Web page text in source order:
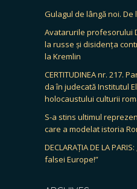
Gulagul de lângă noi. De
Avatarurile profesorului
la russe și disidența
la Kremlin
CERTITUDINEA nr. 217.
da în judecată Institutul
holocaustului culturii
S-a stins ultimul
care a modelat istoria
DECLARAȚIA DE LA
falsei Europe!”